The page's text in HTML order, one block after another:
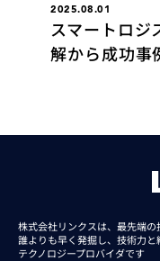
2025.08.01
スマートロジ
解から成功事
株式会社リンクスは、最先端の
誰よりも早く発掘し、技術力と
テクノロジープロバイダです